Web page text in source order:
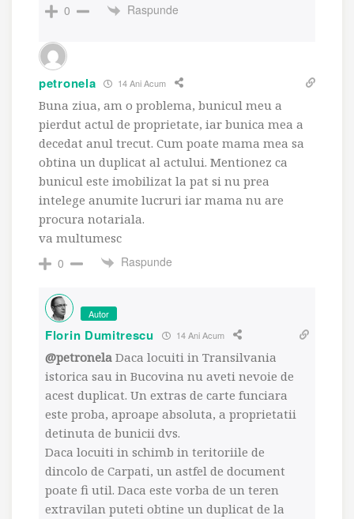
0
Raspunde
petronela 14 Ani Acum
Buna ziua, am o problema, bunicul meu a
pierdut actul de proprietate, iar bunica mea a
decedat anul trecut. Cum poate mama mea sa
obtina un duplicat al actului. Mentionez ca
bunicul este imobilizat la pat si nu prea
intelege anumite lucruri iar mama nu are
procura notariala.
va multumesc
0
Raspunde
Autor
Florin Dumitrescu 14 Ani Acum
@petronela Daca locuiti in Transilvania
istorica sau in Bucovina nu aveti nevoie de
acest duplicat. Un extras de carte funciara
este proba, aproape absoluta, a proprietatii
detinuta de bunicii dvs.
Daca locuiti in schimb in teritoriile de
dincolo de Carpati, un astfel de document
poate fi util. Daca este vorba de un teren
extravilan puteti obtine un duplicat de la